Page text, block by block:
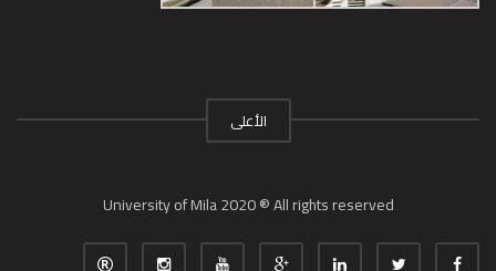
الأعلى
University of Mila 2020 ® All rights reserved